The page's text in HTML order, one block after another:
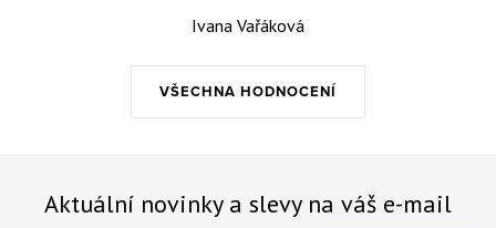
VŠECHNA HODNOCENÍ
Ivana Vařáková
Aktuální novinky a slevy na váš e-mail